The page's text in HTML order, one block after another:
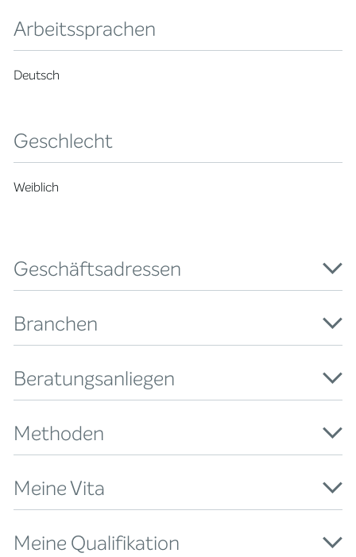
Arbeitssprachen
Deutsch
Geschlecht
Weiblich
Geschäftsadressen
Branchen
Beratungsanliegen
Methoden
Meine Vita
Meine Qualifikation